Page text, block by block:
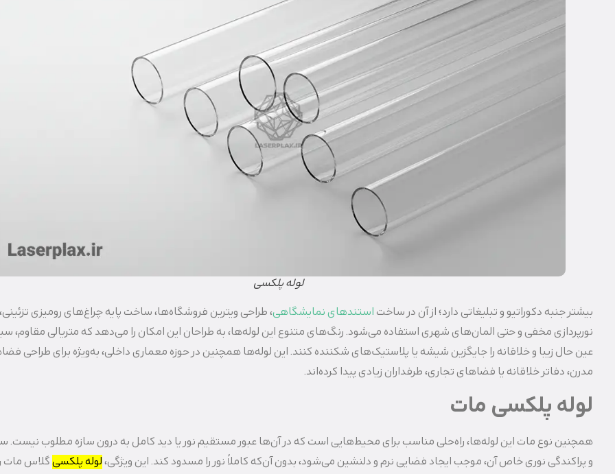
لوله پلکسی
بیشتر جنبه دکوراتیو و تبلیغاتی دارد؛ از آن در ساخت استندهای نمایشگاهی، طراحی ویترین فروشگاه‌ها، ساخت پایه چراغ‌های رومیزی
نورپردازی مخفی و حتی المان‌های شهری استفاده می‌شود. رنگ‌های متنوع این لوله‌ها، به طراحان این امکان را می‌دهد که متریالی مقاوم،
عین حال زیبا و خلاقانه را جایگزین شیشه یا پلاستیک‌های شکننده کنند. این لوله‌ها همچنین در حوزه معماری داخلی، به‌ویژه برای طراحی
مدرن، دفاتر خلاقانه یا فضاهای تجاری، طرفداران زیادی پیدا کرده‌اند.
لوله پلکسی مات
همچنین نوع مات این لوله‌ها، راه‌حلی مناسب برای محیط‌هایی است که در آن‌ها عبور مستقیم نور یا دید کامل به درون سازه مطلوب
و پراکندگی نوری خاص آن، موجب ایجاد فضایی نرم و دلنشین می‌شود، بدون آن‌که کاملاً نور را مسدود کند. این ویژگی،لوله پلکسیگلاس مات